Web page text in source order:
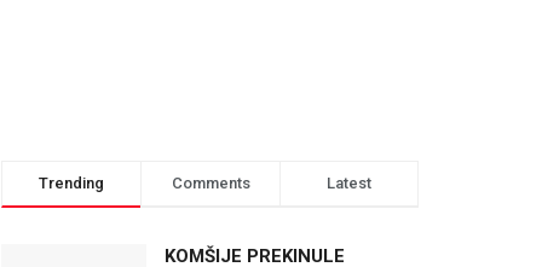
Trending Comments Latest
KOMŠIJE PREKINULE